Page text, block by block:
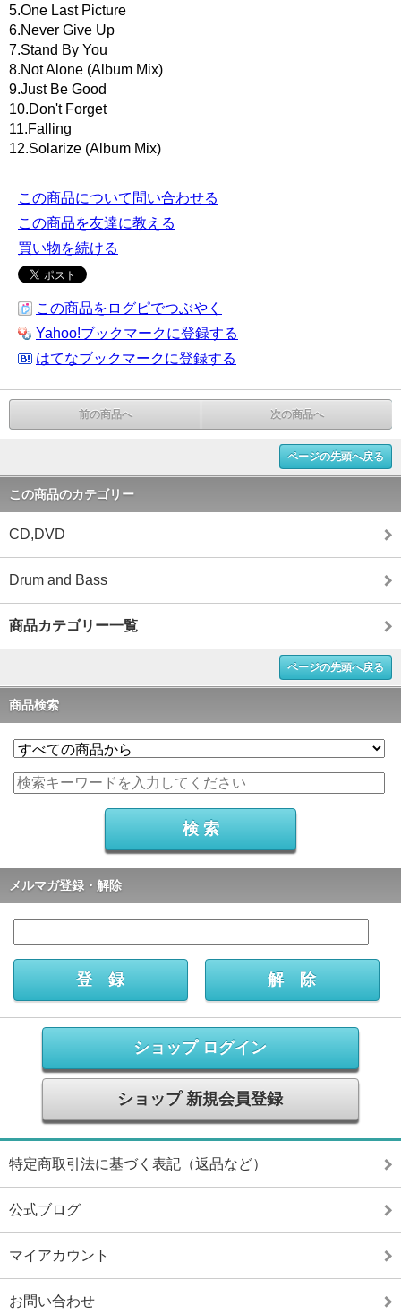
5.One Last Picture
6.Never Give Up
7.Stand By You
8.Not Alone (Album Mix)
9.Just Be Good
10.Don't Forget
11.Falling
12.Solarize (Album Mix)
この商品について問い合わせる
この商品を友達に教える
買い物を続ける
この商品をログピでつぶやく
Yahoo!ブックマークに登録する
はてなブックマークに登録する
前の商品へ 次の商品へ
ページの先頭へ戻る
この商品のカテゴリー
CD,DVD
Drum and Bass
商品カテゴリー一覧
ページの先頭へ戻る
商品検索
メルマガ登録・解除
ショップ ログイン
ショップ 新規会員登録
特定商取引法に基づく表記（返品など）
公式ブログ
マイアカウント
お問い合わせ